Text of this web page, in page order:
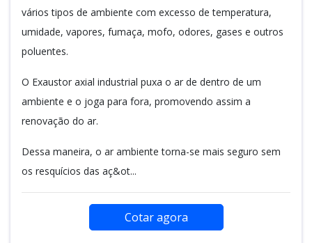
vários tipos de ambiente com excesso de temperatura,
umidade, vapores, fumaça, mofo, odores, gases e outros
poluentes.
O Exaustor axial industrial puxa o ar de dentro de um
ambiente e o joga para fora, promovendo assim a
renovação do ar.
Dessa maneira, o ar ambiente torna-se mais seguro sem
os resquícios das aç&ot...
Cotar agora